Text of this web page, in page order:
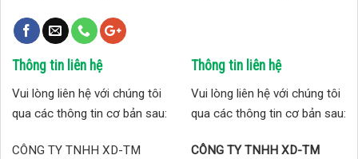
Thông tin liên hệ
Vui lòng liên hệ với chúng tôi
qua các thông tin cơ bản sau:
CÔNG TY TNHH XD-TM
Thông tin liên hệ
Vui lòng liên hệ với chúng tôi
qua các thông tin cơ bản sau:
CÔNG TY TNHH XD-TM